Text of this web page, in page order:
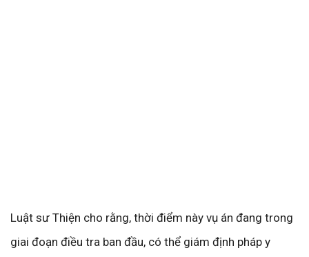
Luật sư Thiện cho rằng, thời điểm này vụ án đang trong
giai đoạn điều tra ban đầu, có thể giám định pháp y